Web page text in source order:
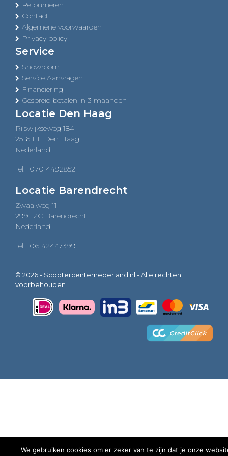
Retourneren
Contact
Algemene voorwaarden
Privacy policy
Service
Showroom
Service Aanvragen
Financiering
Gespreid betalen in 3 maanden
Locatie Den Haag
Rijswijkseweg 184
2516 EL Den Haag
Nederland
Tel: 070 4492852
Locatie Barendrecht
Zwaalweg 11
2991 ZC Barendrecht
Nederland
Tel: 06 42447399
© 2026 - Scootercenternederland.nl - Alle rechten
voorbehouden
We gebruiken cookies om er zeker van te zijn dat je onze